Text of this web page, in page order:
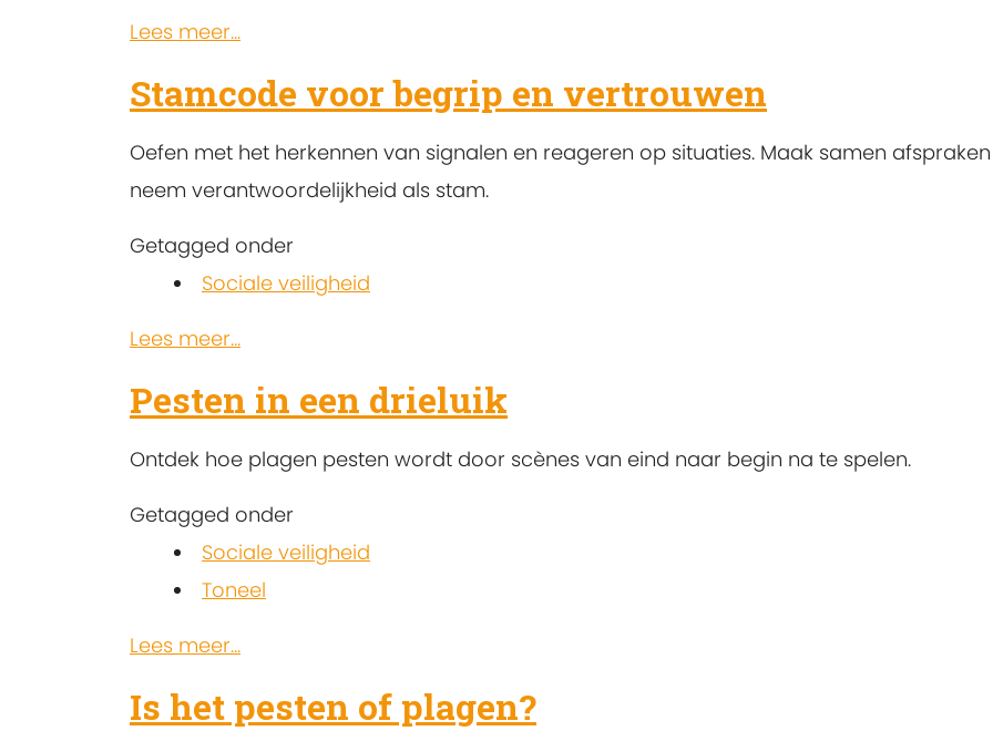
Lees meer...
Stamcode voor begrip en vertrouwen
Oefen met het herkennen van signalen en reageren op situaties. Maak samen
neem verantwoordelijkheid als stam.
Getagged onder
Sociale veiligheid
Lees meer...
Pesten in een drieluik
Ontdek hoe plagen pesten wordt door scènes van eind naar begin na te spelen.
Getagged onder
Sociale veiligheid
Toneel
Lees meer...
Is het pesten of plagen?